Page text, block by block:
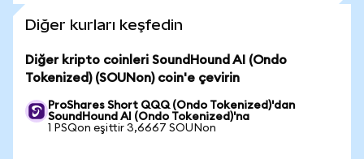
Diğer kurları keşfedin
Diğer kripto coinleri SoundHound AI (Ondo
Tokenized) (SOUNon) coin'e çevirin
ProShares Short QQQ (Ondo Tokenized)'dan
SoundHound AI (Ondo Tokenized)'na
1 PSQon eşittir 3,6667 SOUNon